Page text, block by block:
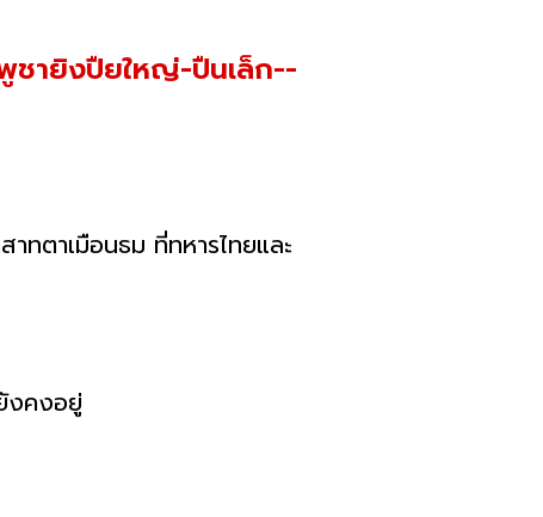
ชายิงปืยใหญ่-ปืนเล็ก--
ทตาเมือนธม ที่ทหารไทยและ
งคงอยู่